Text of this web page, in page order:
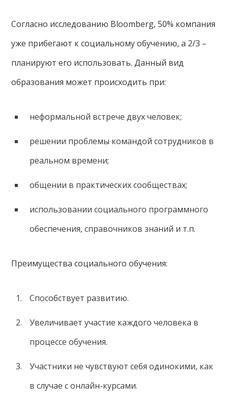
Согласно исследованию Bloomberg, 50% компания
уже прибегают к социальному обучению, а 2/3 –
планируют его использовать. Данный вид
образования может происходить при:
неформальной встрече двух человек;
решении проблемы командой сотрудников в
реальном времени;
общении в практических сообществах;
использовании социального программного
обеспечения, справочников знаний и т.п.
Преимущества социального обучения:
Способствует развитию.
Увеличивает участие каждого человека в
процессе обучения.
Участники не чувствуют себя одинокими, как
в случае с онлайн-курсами.